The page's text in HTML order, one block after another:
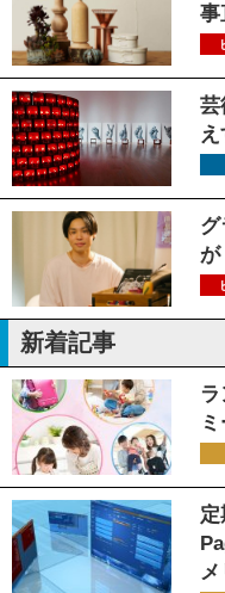
事
芸
が
新着記事
定
メ